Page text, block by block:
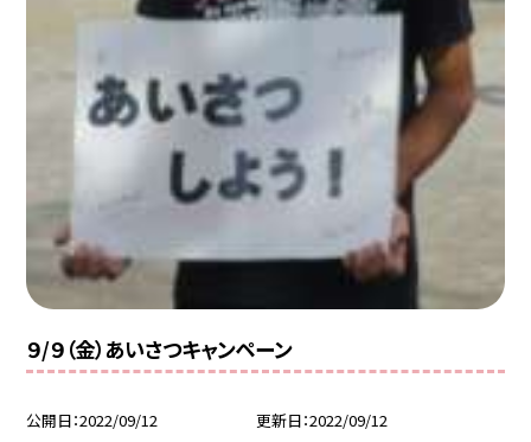
９/９（金）あいさつキャンペーン
公開日 2022/09/12 更新日 2022/09/12